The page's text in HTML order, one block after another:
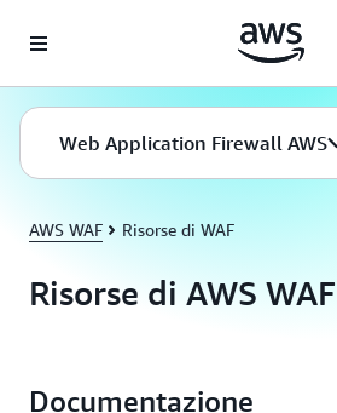
Web Application Firewall AWS
AWS WAF Risorse di WAF
Risorse di AWS WAF
Documentazione